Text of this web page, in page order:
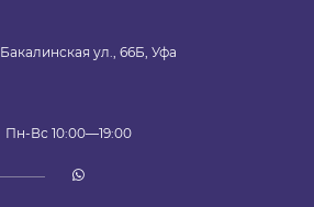
Бакалинская ул., 66Б, Уфа
Пн-Вс 10:00—19:00